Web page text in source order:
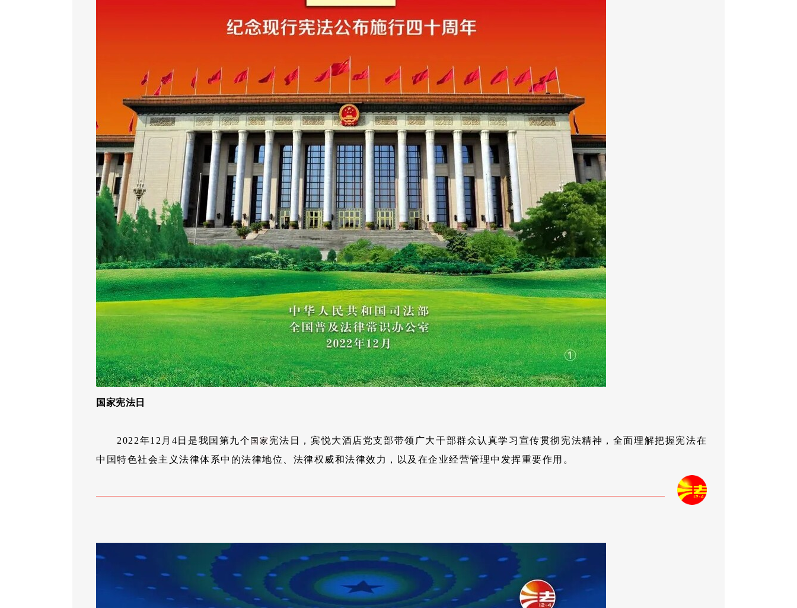
国家宪法日
2022年12月4日是我国第九个 国家 宪法日，宾悦大酒店党支部带领广大干部群众认真学习宣传贯彻宪法精神，全面理解把握宪法在
中国特色社会主义法律体系中的法律地位、法律权威和法律效力，以及在企业经营管理中发挥重要作用。